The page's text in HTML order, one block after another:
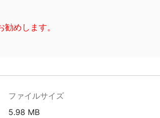
めします。
ファイルサイズ
5.98 MB